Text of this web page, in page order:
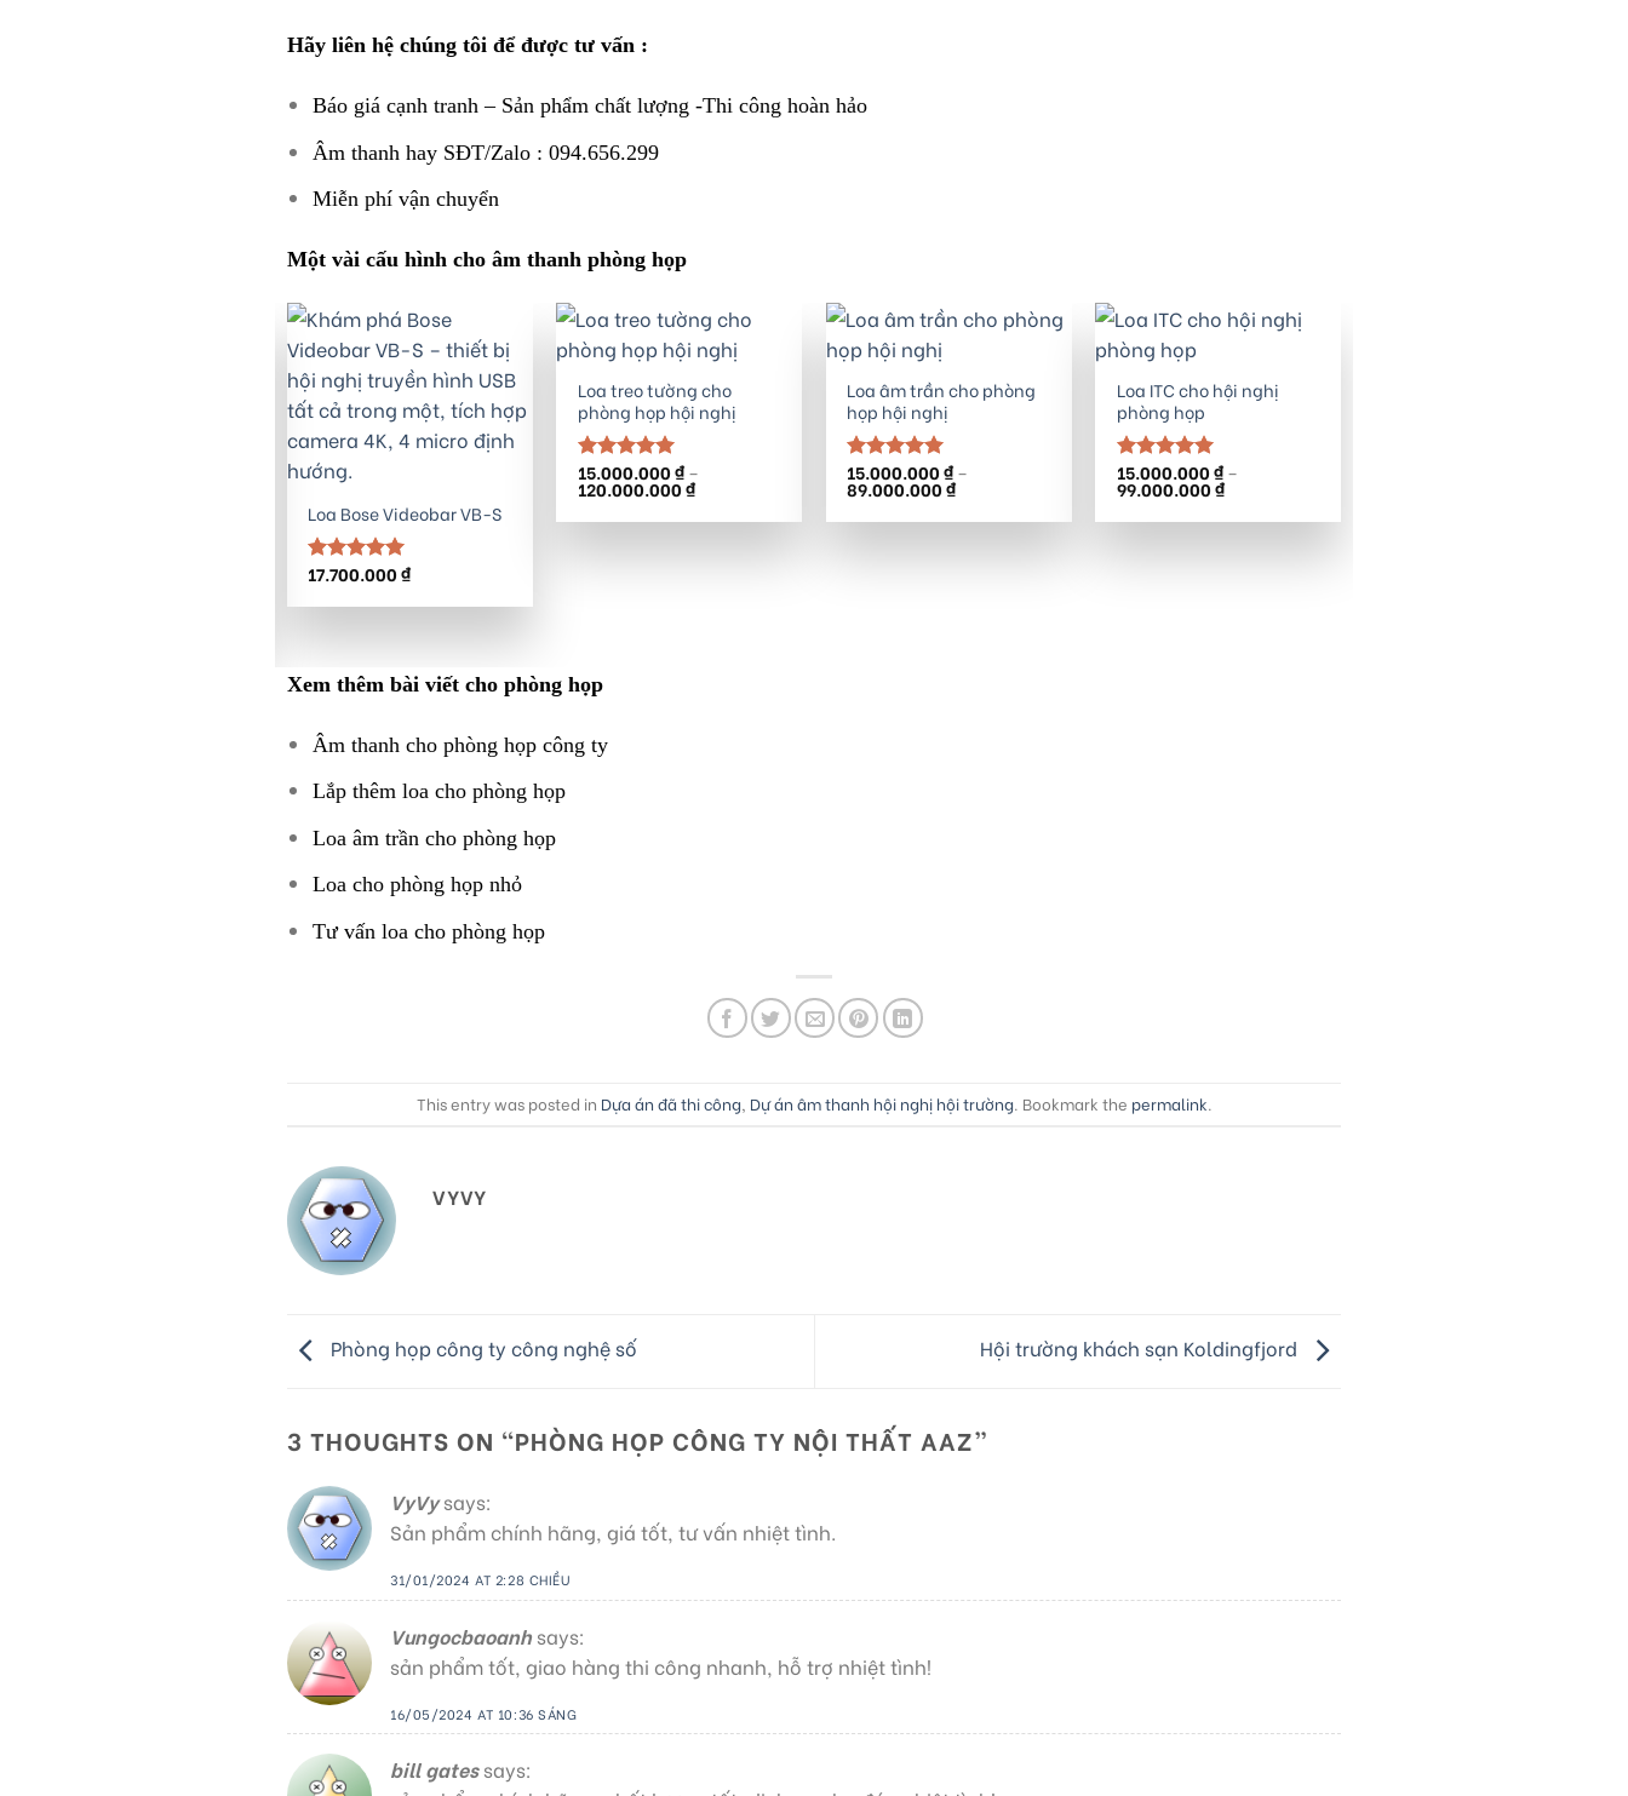
Hãy liên hệ chúng tôi để được tư vấn :
Báo giá cạnh tranh – Sản phẩm chất lượng -Thi công hoàn hảo
Âm thanh hay SĐT/Zalo : 094.656.299
Miễn phí vận chuyển
Một vài cấu hình cho âm thanh phòng họp
Loa Bose Videobar VB-S
Được xếp
5 sao
17.700.000₫
Loa treo tường cho
phòng họp hội nghị
Được xếp
hạng5.00
15.000.000₫ –
120.000.000₫Khoảng
giá:
từ
Loa âm trần cho phòng
họp hội nghị
Được xếp
hạng5.00
15.000.000₫–
89.000.000₫Khoảng
giá:
từ
Loa ITC cho hội nghị
phòng họp
Được xếp
hạng5.00
15.000.000₫ –
99.000.000₫Khoảng
giá:
từ
Xem thêm bài viết cho phòng họp
Âm thanh cho phòng họp công ty
Lắp thêm loa cho phòng họp
Loa âm trần cho phòng họp
Loa cho phòng họp nhỏ
Tư vấn loa cho phòng họp
This entry was posted in Dựa án đã thi công, Dự án âm thanh hội nghị hội trường. Bookmark the permalink.
VYVY
Phòng họp công ty công nghệ số Hội trường khách sạn Koldingfjord
3 THOUGHTS ON “PHÒNG HỌP CÔNG TY NỘI THẤT AAZ”
VyVy says:
Sản phẩm chính hãng, giá tốt, tư vấn nhiệt tình.
31/01/2024 AT 2:28 CHIỀU
Vungocbaoanh says:
sản phẩm tốt, giao hàng thi công nhanh, hỗ trợ nhiệt tình!
16/05/2024 AT 10:36 SÁNG
bill gates says: